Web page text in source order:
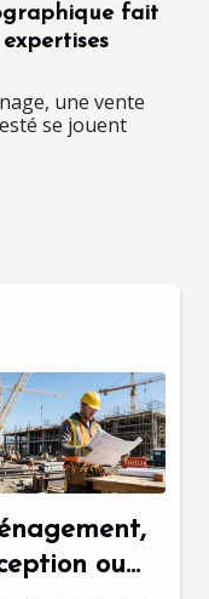
fait
une vente
se jouent
ou